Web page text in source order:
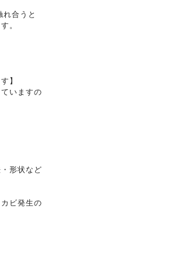
合うと
。
】
いますの
形状など
ビ発生の